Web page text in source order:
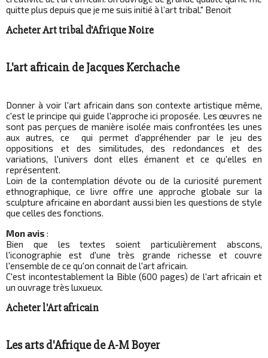
quitte plus depuis que je me suis initié à l’art tribal." Benoit
Acheter Art tribal d'Afrique Noire
L'art africain de Jacques Kerchache
Donner à voir l'art africain dans son contexte artistique même,
c'est le principe qui guide l'approche ici proposée. Les œuvres ne
sont pas perçues de manière isolée mais confrontées les unes
aux autres, ce qui permet d'appréhender par le jeu des
oppositions et des similitudes, des redondances et des
variations, l'univers dont elles émanent et ce qu'elles en
représentent.
Loin de la contemplation dévote ou de la curiosité purement
ethnographique, ce livre offre une approche globale sur la
sculpture africaine en abordant aussi bien les questions de style
que celles des fonctions.
Mon avis :
Bien que les textes soient particulièrement abscons,
l'iconographie est d'une très grande richesse et couvre
l'ensemble de ce qu'on connait de l'art africain.
C'est incontestablement la Bible (600 pages) de l'art africain et
un ouvrage très luxueux.
Acheter l'Art africain
Les arts d'Afrique de A-M Boyer